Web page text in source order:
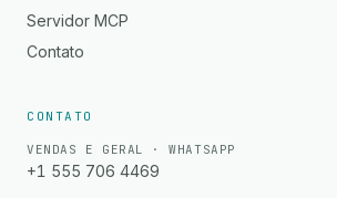
Servidor MCP
Contato
CONTATO
VENDAS E GERAL · WHATSAPP
+1 555 706 4469